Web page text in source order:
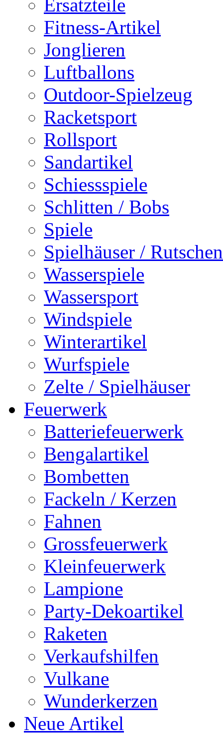
Ersatzteile
Fitness-Artikel
Jonglieren
Luftballons
Outdoor-Spielzeug
Racketsport
Rollsport
Sandartikel
Schiessspiele
Schlitten / Bobs
Spiele
Spielhäuser / Rutschen
Wasserspiele
Wassersport
Windspiele
Winterartikel
Wurfspiele
Zelte / Spielhäuser
Feuerwerk
Batteriefeuerwerk
Bengalartikel
Bombetten
Fackeln / Kerzen
Fahnen
Grossfeuerwerk
Kleinfeuerwerk
Lampione
Party-Dekoartikel
Raketen
Verkaufshilfen
Vulkane
Wunderkerzen
Neue Artikel